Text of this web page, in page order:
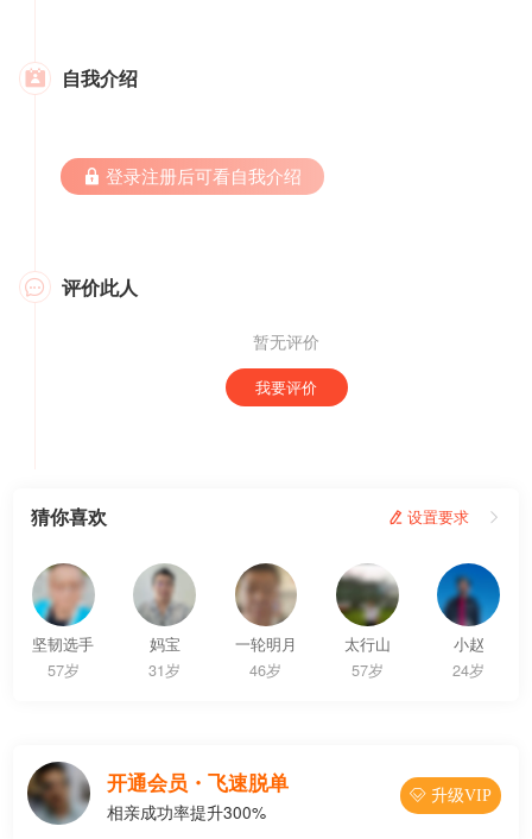
 自我介绍
 登录注册后可看自我介绍
 评价此人
暂无评价
我要评价
猜你喜欢  设置要求 
坚韧选手
57岁
妈宝
31岁
一轮明月
46岁
太行山
57岁
小赵
24岁
开通会员・飞速脱单
相亲成功率提升300%
 升级VIP